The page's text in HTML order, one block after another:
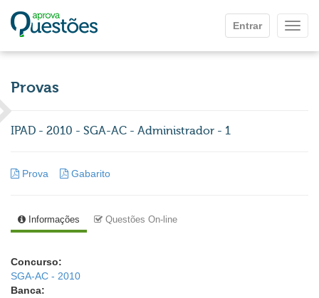
Entrar
Provas
IPAD - 2010 - SGA-AC - Administrador - 1
Prova Gabarito
Informações Questões On-line
Concurso:
SGA-AC - 2010
Banca: